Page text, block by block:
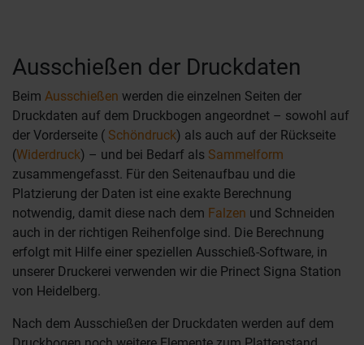
Ausschießen der Druckdaten
Beim Ausschießen werden die einzelnen Seiten der
Druckdaten auf dem Druckbogen angeordnet – sowohl auf
der Vorderseite ( Schöndruck) als auch auf der Rückseite
(Widerdruck) – und bei Bedarf als Sammelform
zusammengefasst. Für den Seitenaufbau und die
Platzierung der Daten ist eine exakte Berechnung
notwendig, damit diese nach dem Falzen und Schneiden
auch in der richtigen Reihenfolge sind. Die Berechnung
erfolgt mit Hilfe einer speziellen Ausschieß-Software, in
unserer Druckerei verwenden wir die Prinect Signa Station
von Heidelberg.
Nach dem Ausschießen der Druckdaten werden auf dem